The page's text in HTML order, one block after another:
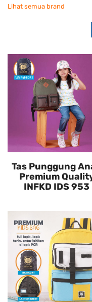
Lihat semua brand
Tas Punggung
Premium
INFKD IDS 953